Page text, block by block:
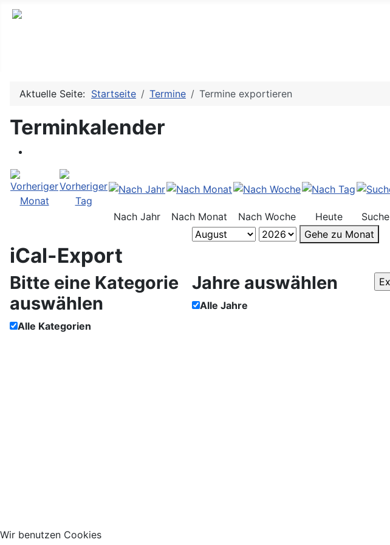
Aktuelle Seite: Startseite Termine Termine exportieren
Terminkalender
Nach Jahr Nach Monat Nach Woche Heute Suche
Gehe zu Monat
iCal-Export
Bitte eine Kategorie
auswählen
Alle Kategorien
Jahre auswählen
Alle Jahre
Impressum
Wir benutzen Cookies